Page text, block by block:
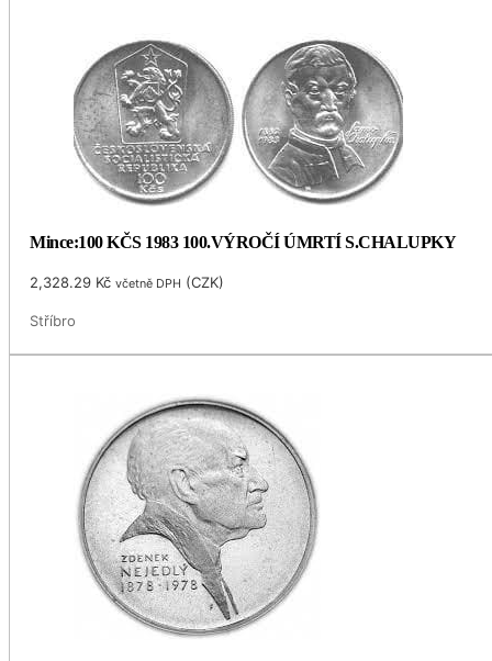
Mince:100 KČS 1983 100.VÝROČÍ ÚMRTÍ S.CHALUPKY
2,328.29 Kč včetně DPH (CZK)
Stříbro